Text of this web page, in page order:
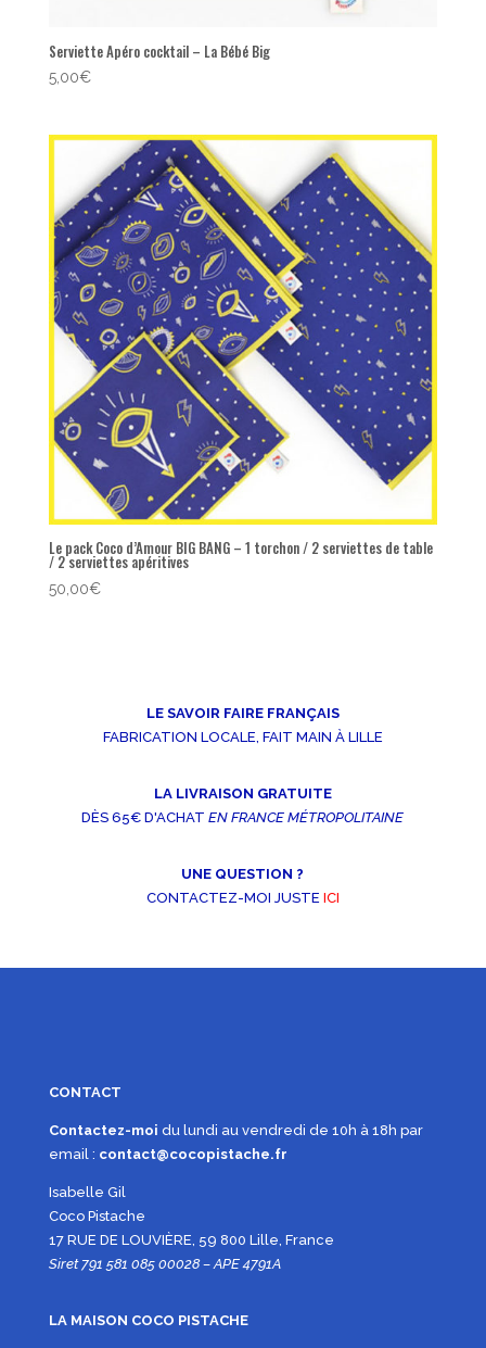
Serviette Apéro cocktail – La Bébé Big
5,00€
Le pack Coco d’Amour BIG BANG – 1 torchon / 2 serviettes de table
/ 2 serviettes apéritives
50,00€
LE SAVOIR FAIRE FRANÇAIS
FABRICATION LOCALE, FAIT MAIN À LILLE
LA LIVRAISON GRATUITE
DÈS 65€ D'ACHATEN FRANCE MÉTROPOLITAINE
UNE QUESTION ?
CONTACTEZ-MOI JUSTE ICI
CONTACT
Contactez-moi du lundi au vendredi de 10h à 18h par
email : contact@cocopistache.fr
Isabelle Gil
Coco Pistache
17 RUE DE LOUVIÈRE, 59 800 Lille, France
Siret 791 581 085 00028 – APE 4791A
LA MAISON COCO PISTACHE